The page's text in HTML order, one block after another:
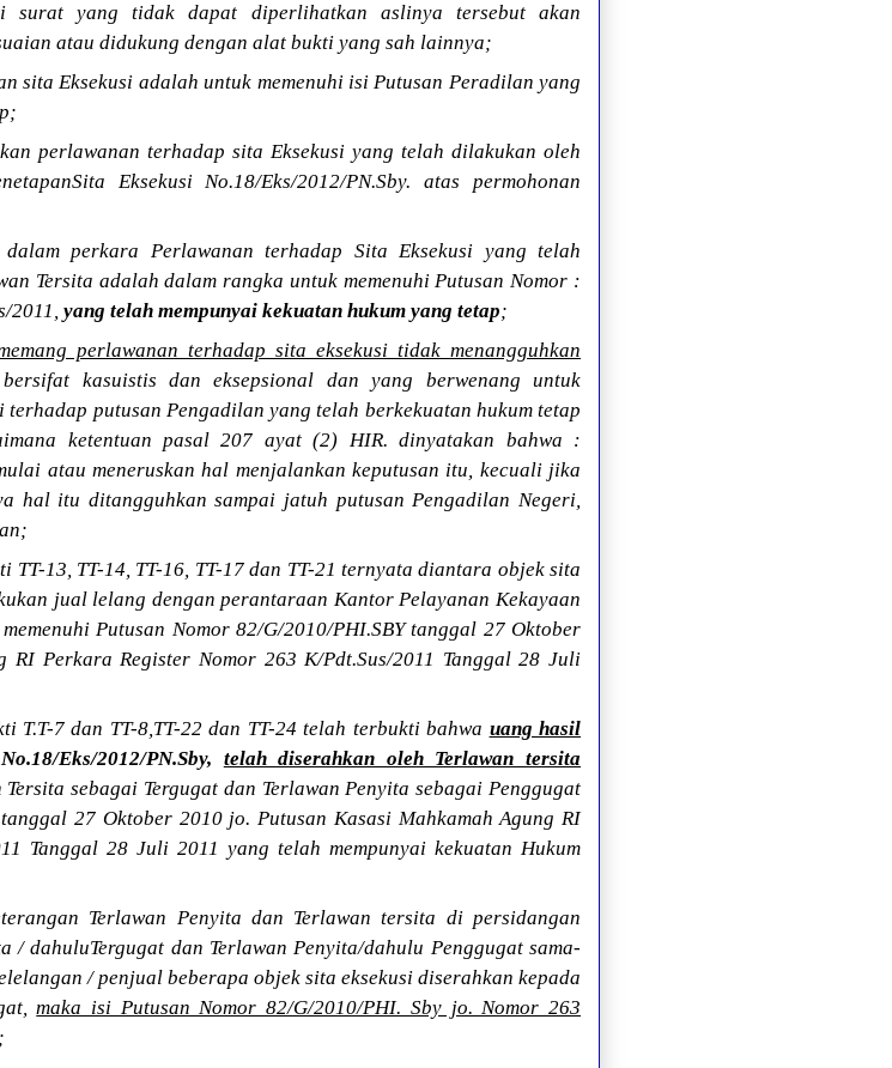
surat yang tidak dapat diperlihatkan aslinya tersebut akan
atau didukung dengan alat bukti yang sah lainnya;
sita Eksekusi adalah untuk memenuhi isi Putusan Peradilan yang
perlawanan terhadap sita Eksekusi yang telah dilakukan oleh
Eksekusi No.18/Eks/2012/PN.Sby. atas permohonan
perkara Perlawanan terhadap Sita Eksekusi yang telah
Tersita adalah dalam rangka untuk memenuhi Putusan Nomor :
2011,yang telah mempunyai kekuatan hukum yang tetap;
perlawanan terhadap sita eksekusi tidak menangguhkan
kasuistis dan eksepsional dan yang berwenang untuk
terhadap putusan Pengadilan yang telah berkekuatan hukum tetap
ketentuan pasal 207 ayat (2) HIR. dinyatakan bahwa :
atau meneruskan hal menjalankan keputusan itu, kecuali jika
hal itu ditangguhkan sampai jatuh putusan Pengadilan Negeri,
TT-13, TT-14, TT-16, TT-17 dan TT-21 ternyata diantara objek sita
jual lelang dengan perantaraan Kantor Pelayanan Kekayaan
Putusan Nomor 82/G/2010/PHI.SBY tanggal 27 Oktober
RI Perkara Register Nomor 263 K/Pdt.Sus/2011 Tanggal 28 Juli
T.T-7 dan TT-8,TT-22 dan TT-24 telah terbukti bahwa uang hasil
Eks/2012/PN.Sby, telah diserahkan oleh Terlawan tersita
sebagai Tergugat dan Terlawan Penyita sebagai Penggugat
27 Oktober 2010 jo. Putusan Kasasi Mahkamah Agung RI
Tanggal 28 Juli 2011 yang telah mempunyai kekuatan Hukum
Terlawan Penyita dan Terlawan tersita di persidangan
dahuluTergugat dan Terlawan Penyita/dahulu Penggugat sama-
/ penjual beberapa objek sita eksekusi diserahkan kepada
maka isi Putusan Nomor 82/G/2010/PHI. Sby jo. Nomor 263
;